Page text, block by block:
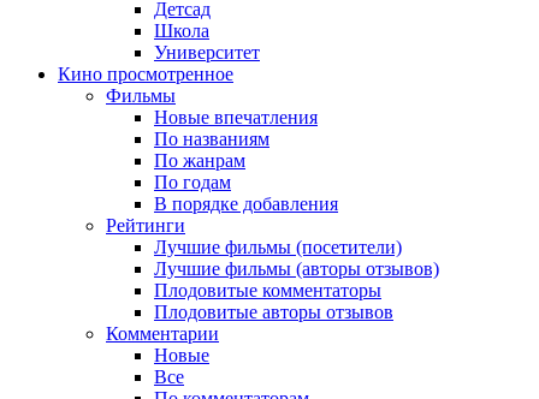
Детсад
Школа
Университет
Кино просмотренное
Фильмы
Новые впечатления
По названиям
По жанрам
По годам
В порядке добавления
Рейтинги
Лучшие фильмы (посетители)
Лучшие фильмы (авторы отзывов)
Плодовитые комментаторы
Плодовитые авторы отзывов
Комментарии
Новые
Все